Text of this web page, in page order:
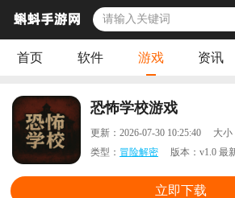
首页 软件 游戏 资讯
恐怖学校游戏
更新： 2026-07-30 10:25:40 大小
类型： 冒险解密 版本： v1.0 最
立即下载